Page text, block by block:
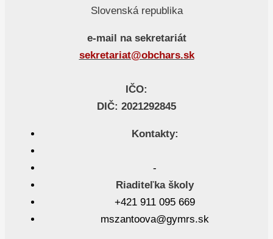
Slovenská republika
e-mail na sekretariát
sekretariat@obchars.sk
IČO:
DIČ: 2021292845
Kontakty:
-
Riaditeľka školy
+421 911 095 669
mszantoova@gymrs.sk